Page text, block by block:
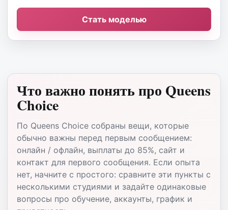
Стать моделью
Что важно понять про Queens
Choice
По Queens Choice собраны вещи, которые
обычно важны перед первым сообщением:
онлайн / офлайн, выплаты до 85%, сайт и
контакт для первого сообщения. Если опыта
нет, начните с простого: сравните эти пункты с
несколькими студиями и задайте одинаковые
вопросы про обучение, аккаунты, график и